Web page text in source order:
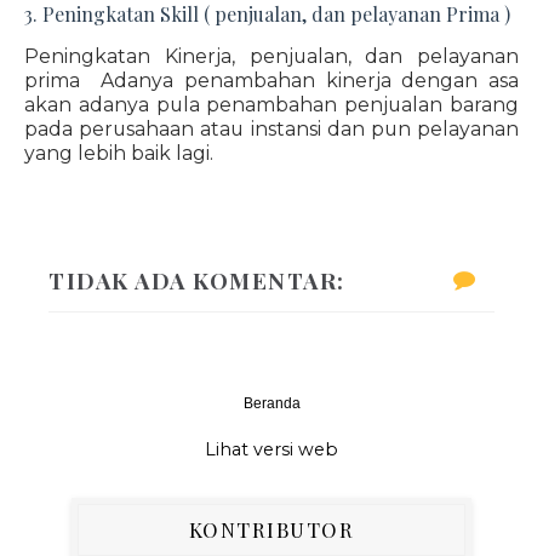
3. Peningkatan Skill ( penjualan, dan pelayanan Prima )
Peningkatan Kinerja, penjualan, dan pelayanan
prima Adanya penambahan kinerja dengan asa
akan adanya pula penambahan penjualan barang
pada perusahaan atau instansi dan pun pelayanan
yang lebih baik lagi.
TIDAK ADA KOMENTAR:
Beranda
Lihat versi web
KONTRIBUTOR